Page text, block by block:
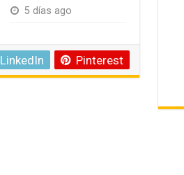
5 días ago
LinkedIn Pinterest